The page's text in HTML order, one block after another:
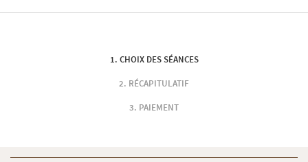
CHOIX DES SÉANCES
RÉCAPITULATIF
PAIEMENT